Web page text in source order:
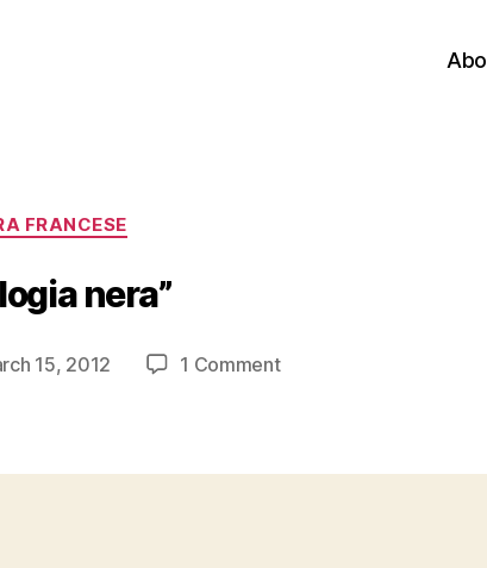
Categories
FRANCESE
nera”
15, 2012 1 Commenton